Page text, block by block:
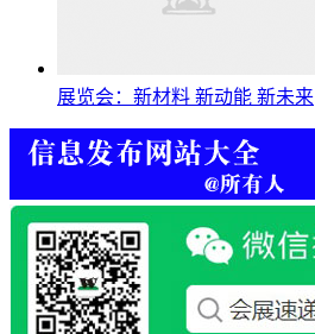
展览会：新材料 新动能 新未来